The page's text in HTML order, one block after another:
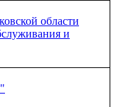
области
и